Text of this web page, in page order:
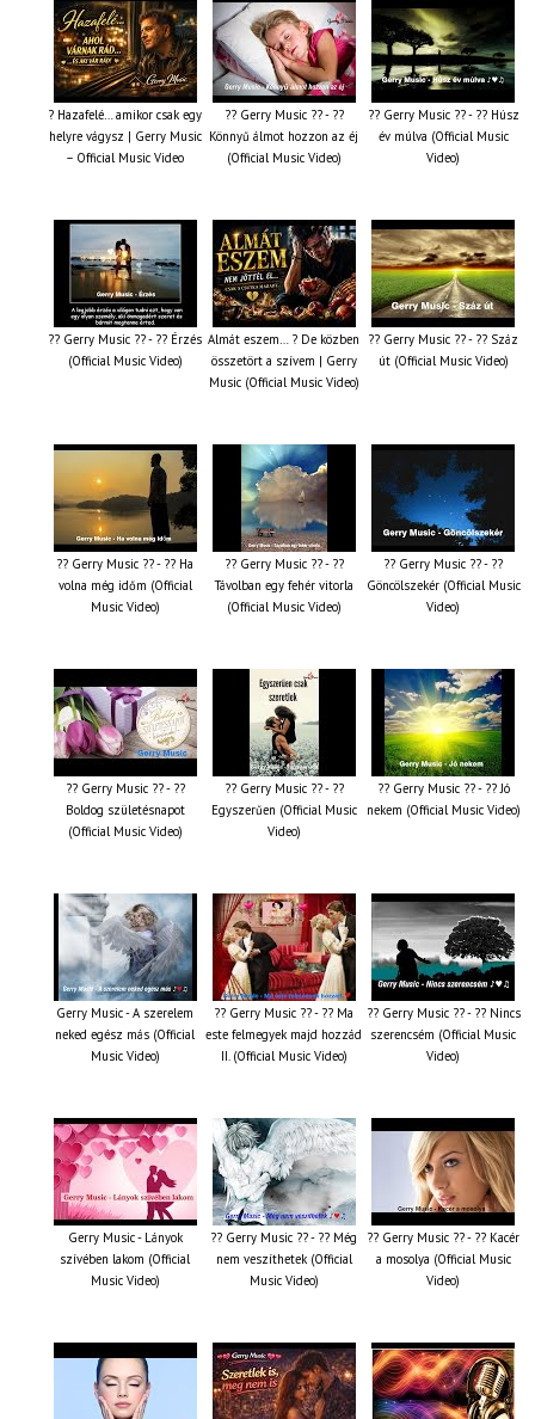
? Hazafelé… amikor csak egy
helyre vágysz | Gerry Music
– Official Music Video
?? Gerry Music ?? - ??
Könnyű álmot hozzon az éj
(Official Music Video)
?? Gerry Music ?? - ?? Húsz
év múlva (Official Music
Video)
?? Gerry Music ?? - ?? Érzés
(Official Music Video)
Almát eszem… ? De közben
összetört a szívem | Gerry
Music (Official Music Video)
?? Gerry Music ?? - ?? Száz
út (Official Music Video)
?? Gerry Music ?? - ?? Ha
volna még időm (Official
Music Video)
?? Gerry Music ?? - ??
Távolban egy fehér vitorla
(Official Music Video)
?? Gerry Music ?? - ??
Göncölszekér (Official Music
Video)
?? Gerry Music ?? - ??
Boldog születésnapot
(Official Music Video)
?? Gerry Music ?? - ??
Egyszerűen (Official Music
Video)
?? Gerry Music ?? - ?? Jó
nekem (Official Music Video)
Gerry Music - A szerelem
neked egész más (Official
Music Video)
?? Gerry Music ?? - ?? Ma
este felmegyek majd hozzád
II. (Official Music Video)
?? Gerry Music ?? - ?? Nincs
szerencsém (Official Music
Video)
Gerry Music - Lányok
szívében lakom (Official
Music Video)
?? Gerry Music ?? - ?? Még
nem veszíthetek (Official
Music Video)
?? Gerry Music ?? - ?? Kacér
a mosolya (Official Music
Video)